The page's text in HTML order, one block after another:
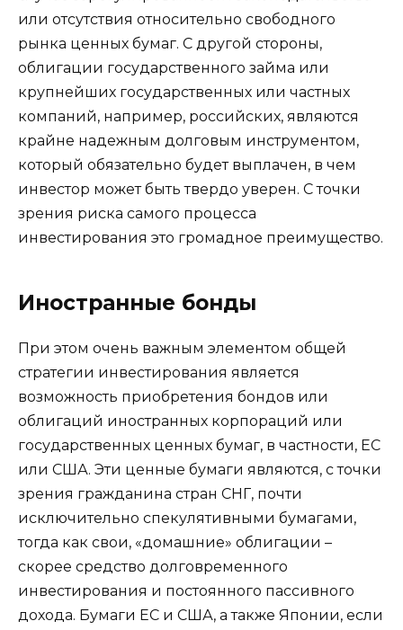
или отсутствия относительно свободного
рынка ценных бумаг. С другой стороны,
облигации государственного займа или
крупнейших государственных или частных
компаний, например, российских, являются
крайне надежным долговым инструментом,
который обязательно будет выплачен, в чем
инвестор может быть твердо уверен. С точки
зрения риска самого процесса
инвестирования это громадное преимущество.
Иностранные бонды
При этом очень важным элементом общей
стратегии инвестирования является
возможность приобретения бондов или
облигаций иностранных корпораций или
государственных ценных бумаг, в частности, ЕС
или США. Эти ценные бумаги являются, с точки
зрения гражданина стран СНГ, почти
исключительно спекулятивными бумагами,
тогда как свои, «домашние» облигации –
скорее средство долговременного
инвестирования и постоянного пассивного
дохода. Бумаги ЕС и США, а также Японии, если